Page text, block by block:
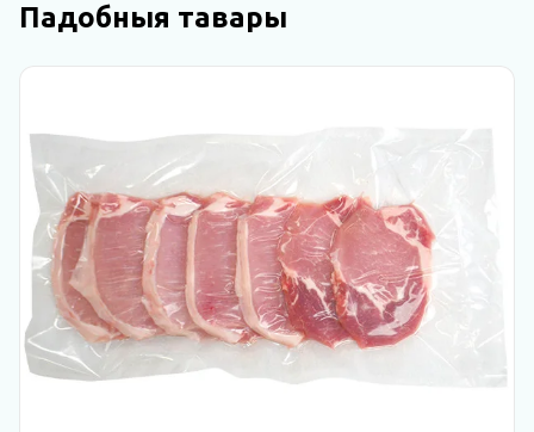
Падобныя тавары